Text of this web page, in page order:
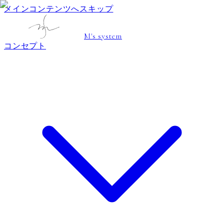
メインコンテンツへスキップ
M's system
コンセプト